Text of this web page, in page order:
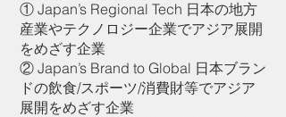
① Japan’s Regional Tech 日本の地方
産業やテクノロジー企業でアジア展開
をめざす企業
② Japan’s Brand to Global 日本ブラン
ドの飲食/スポーツ/消費財等でアジア
展開をめざす企業